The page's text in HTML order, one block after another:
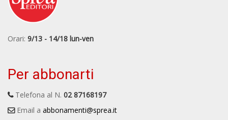
Orari: 9/13 - 14/18 lun-ven
Per abbonarti
Telefona al N. 02 87168197
Email a abbonamenti@sprea.it